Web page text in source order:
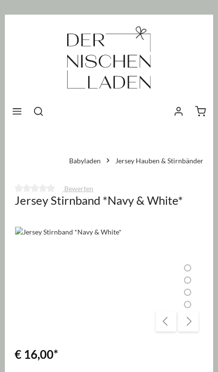
Babyladen Jersey Hauben & Stirnbänder
Durchschnittliche Bewertung von 0 von 5 Sternen
Bewerten
Jersey Stirnband *Navy & White*
Bildergalerie überspringen
€ 16,00*